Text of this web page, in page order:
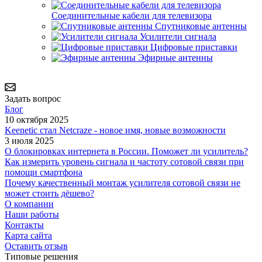
Соединительные кабели для телевизора
Спутниковые антенны
Усилители сигнала
Цифровые приставки
Эфирные антенны
Задать вопрос
Блог
10 октября 2025
Keenetic стал Netcraze - новое имя, новые возможности
3 июля 2025
О блокировках интернета в России. Поможет ли усилитель?
Как измерить уровень сигнала и частоту сотовой связи при
помощи смартфона
Почему качественный монтаж усилителя сотовой связи не
может стоить дёшево?
О компании
Наши работы
Контакты
Карта сайта
Оставить отзыв
Типовые решения